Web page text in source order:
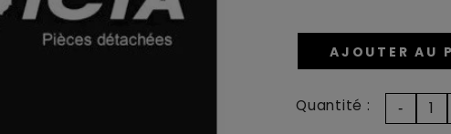
AJOUTER AU
Quantité :